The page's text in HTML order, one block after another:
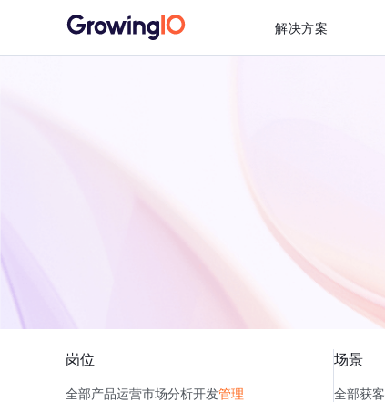
解决方案
岗位
全部产品运营市场分析开发管理
场景
全部获客